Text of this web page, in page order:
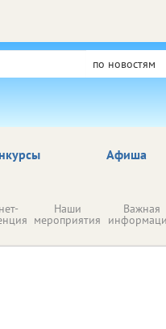
по новостям
Афиша
Наши
мероприятия
Важная